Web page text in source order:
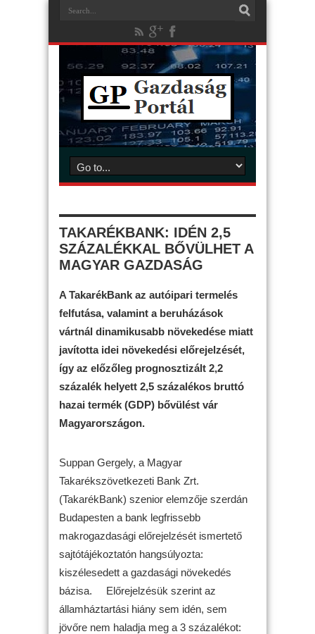
TAKARÉKBANK: IDÉN 2,5
SZÁZALÉKKAL BŐVÜLHET A
MAGYAR GAZDASÁG
A TakarékBank az autóipari termelés
felfutása, valamint a beruházások
vártnál dinamikusabb növekedése miatt
javította idei növekedési előrejelzését,
így az előzőleg prognosztizált 2,2
százalék helyett 2,5 százalékos bruttó
hazai termék (GDP) bővülést vár
Magyarországon.
Suppan Gergely, a Magyar
Takarékszövetkezeti Bank Zrt.
(TakarékBank) szenior elemzője szerdán
Budapesten a bank legfrissebb
makrogazdasági előrejelzését ismertető
sajtótájékoztatón hangsúlyozta:
kiszélesedett a gazdasági növekedés
bázisa. Előrejelzésük szerint az
államháztartási hiány sem idén, sem
jövőre nem haladja meg a 3 százalékot: